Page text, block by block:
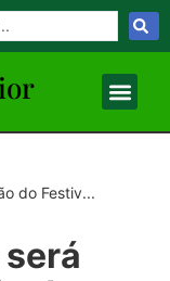
r
do Festiv...